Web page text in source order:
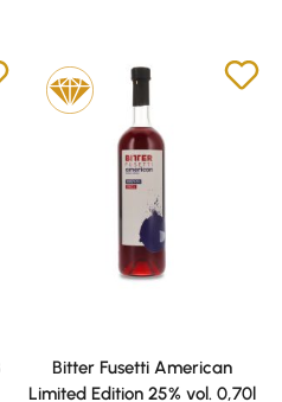
von 5 von 5 Sternen
Bitter Fusetti American
Limited Edition 25% vol. 0,70l